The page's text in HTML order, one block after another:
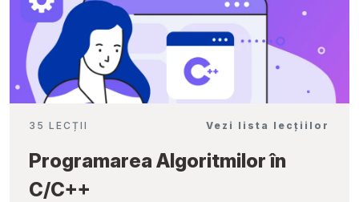
35 LECȚII Vezi lista lecțiilor
Programarea Algoritmilor în
C/C++